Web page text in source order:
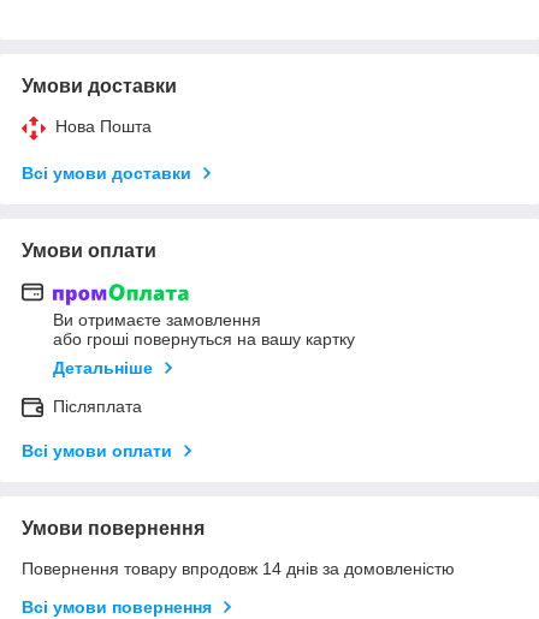
Умови доставки
Нова Пошта
Всі умови доставки
Умови оплати
Ви отримаєте замовлення
або гроші повернуться на вашу картку
Детальніше
Післяплата
Всі умови оплати
Умови повернення
Повернення товару впродовж 14 днів за домовленістю
Всі умови повернення